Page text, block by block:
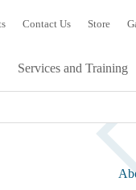
Contact Us Store
Services and Training